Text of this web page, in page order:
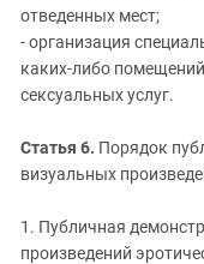
отведенных мест;
- организация
каких-либо
сексуальных услуг.
Статья 6. Порядок
визуальных
1. Публичная
произведений